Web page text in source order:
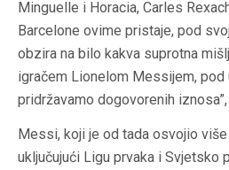
Minguelle i Horacia, Carles
Barcelone ovime pristaje, pod
obzira na bilo kakva suprotna
igračem Lionelom Messijem, pod
pridržavamo dogovorenih
Messi, koji je od tada osvojio
uključujući Ligu prvaka i Svjetsko